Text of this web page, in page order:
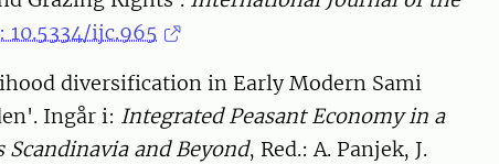
10.5334/ijc.965
diversification in Early Modern Sami
Ingår i: Integrated Peasant Economy in a
Scandinavia and Beyond, Red.: A. Panjek, J.